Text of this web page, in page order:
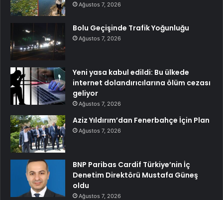
Ağustos 7, 2026
Bolu Geçişinde Trafik Yoğunluğu
Ağustos 7, 2026
Yeni yasa kabul edildi: Bu ülkede
internet dolandırıcılarına ölüm cezası
geliyor
Ağustos 7, 2026
Aziz Yıldırım’dan Fenerbahçe İçin Plan
Ağustos 7, 2026
BNP Paribas Cardif Türkiye’nin İç
Denetim Direktörü Mustafa Güneş
oldu
Ağustos 7, 2026